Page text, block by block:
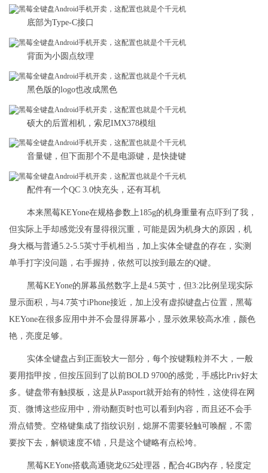
底部为Type-C接口
背面为小圆点纹理
黑色版的logo也改成黑色
硕大的后置相机，索尼IMX378模组
音量键，但下面那个不是电源键，是快捷键
配件有一个QC 3.0快充头，还有耳机
本来黑莓KEYone在规格参数上185g的机身重量有点吓到了我，
但实际上手却感觉没有显得很沉重，可能是因为机身大的原因，机
身大概与普通5.2-5.5英寸手机相当，加上实体全键盘的存在，实测
单手打字没问题，右手握持，依然可以按到最左的Q键。
黑莓KEYone的屏幕虽然数字上是4.5英寸，但3:2比例呈现实际
显示面积，与4.7英寸iPhone接近，加上没有虚拟键盘占位置，黑莓
KEYone在很多应用中并不会显得屏幕小，显示效果较高水准，颜色
艳，亮度足够。
实体全键盘占到正面较大一部分，每个按键颗粒并不大，一般
要用指甲按，但按压回到了以前BOLD 9700的感觉，手感比Priv好太
多。键盘带有触摸板，这是从Passport就开始有的特性，这使得在网
页、微博这些应用中，滑动翻页时也可以看到内容，而且还不会手
滑点错赞。空格键集成了指纹识别，熄屏不需要轻触可唤醒，不需
要按下去，解锁速度不错，只是这个键略有点松垮。
黑莓KEYone搭载高通骁龙625处理器，配合4GB内存，轻度定